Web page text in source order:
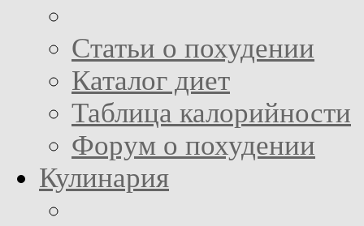
Статьи о похудении
Каталог диет
Таблица калорийности
Форум о похудении
Кулинария